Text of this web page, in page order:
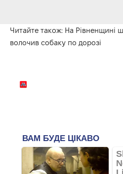
Читайте також: На Рівненщині
волочив собаку по дорозі